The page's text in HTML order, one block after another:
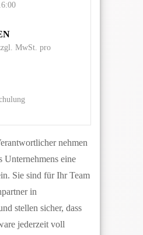
MwSt. pro
nehmen
Unternehmens eine
Sie sind für Ihr Team
in
stellen sicher, dass
jederzeit voll